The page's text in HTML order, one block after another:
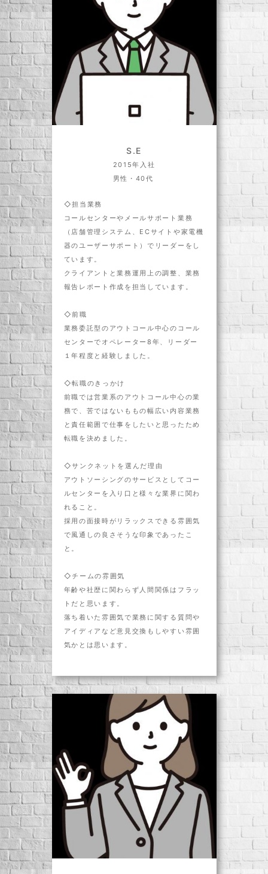
S.E
2015年入社
男性・40代
◇担当業務
コールセンターやメールサポート業務
（店舗管理システム、ECサイトや家電機
器のユーザーサポート）でリーダーをし
ています。
クライアントと業務運用上の調整、業務
報告レポート作成を担当しています。
◇前職
業務委託型のアウトコール中心のコール
センターでオペレーター8年、リーダー
１年程度と経験しました。
◇転職のきっかけ
前職では営業系のアウトコール中心の業
務で、苦ではないももの幅広い内容業務
と責任範囲で仕事をしたいと思ったため
転職を決めました。
◇サンクネットを選んだ理由
アウトソーシングのサービスとしてコー
ルセンターを入り口と様々な業界に関わ
れること。
採用の面接時がリラックスできる雰囲気
で風通しの良さそうな印象であったこ
と。
◇チームの雰囲気
年齢や社歴に関わらず人間関係はフラッ
トだと思います。
落ち着いた雰囲気で業務に関する質問や
アイディアなど意見交換もしやすい雰囲
気かとは思います。